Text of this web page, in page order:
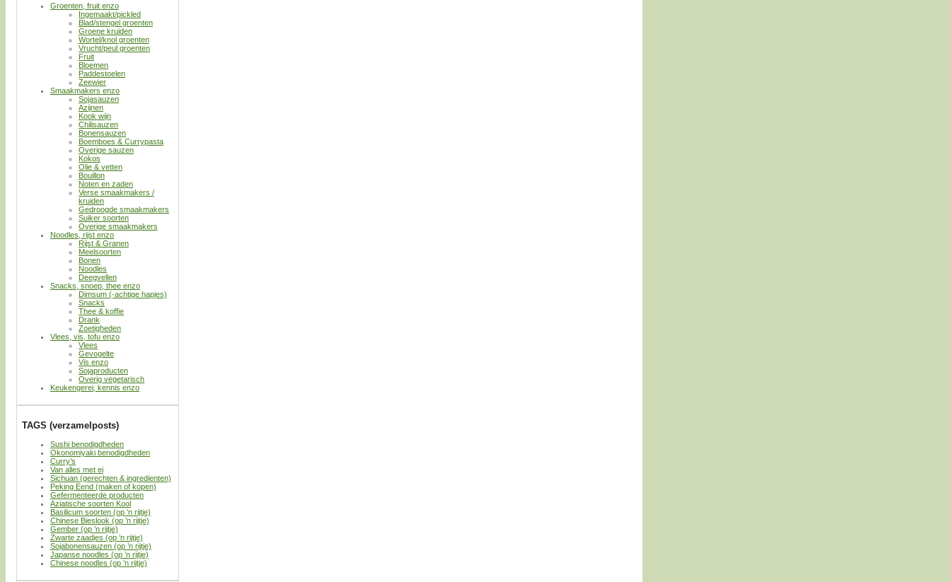
Groenten, fruit enzo
Ingemaakt/pickled
Blad/stengel groenten
Groene kruiden
Wortel/knol groenten
Vrucht/peul groenten
Fruit
Bloemen
Paddestoelen
Zeewier
Smaakmakers enzo
Sojasauzen
Azijnen
Kook wijn
Chilisauzen
Bonensauzen
Boemboes & Currypasta
Overige sauzen
Kokos
Olie & vetten
Bouillon
Noten en zaden
Verse smaakmakers /
kruiden
Gedroogde smaakmakers
Suiker soorten
Overige smaakmakers
Noodles, rijst enzo
Rijst & Granen
Meelsoorten
Bonen
Noodles
Deegvellen
Snacks, snoep, thee enzo
Dimsum (-achtige hapjes)
Snacks
Thee & koffie
Drank
Zoetigheden
Vlees, vis, tofu enzo
Vlees
Gevogelte
Vis enzo
Sojaproducten
Overig vegetarisch
Keukengerei, kennis enzo
TAGS (verzamelposts)
Sushi benodigdheden
Okonomiyaki benodigdheden
Curry’s
Van alles met ei
Sichuan (gerechten & ingredienten)
Peking Eend (maken of kopen)
Gefermenteerde producten
Aziatische soorten Kool
Basilicum soorten (op ’n rijtje)
Chinese Bieslook (op ’n rijtje)
Gember (op ’n rijtje)
Zwarte zaadjes (op ’n rijtje)
Sojabonensauzen (op ’n rijtje)
Japanse noodles (op ’n rijtje)
Chinese noodles (op ’n rijtje)